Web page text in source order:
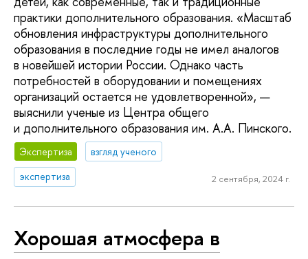
практики дополнительного образования. «Масштаб
обновления инфраструктуры дополнительного
образования в последние годы не имел аналогов
в новейшей истории России. Однако часть
потребностей в оборудовании и помещениях
организаций остается не удовлетворенной», —
выяснили ученые из Центра общего
и дополнительного образования им. А.А. Пинского.
Экспертиза
взгляд ученого
экспертиза
2 сентября, 2024 г.
Хорошая атмосфера в